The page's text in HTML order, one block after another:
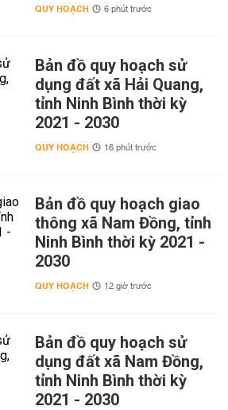
QUY HOẠCH 6 phút trước
Bản đồ quy hoạch sử
dụng đất xã Hải Quang,
tỉnh Ninh Bình thời kỳ
2021 - 2030
QUY HOẠCH 16 phút trước
Bản đồ quy hoạch giao
thông xã Nam Đồng, tỉnh
Ninh Bình thời kỳ 2021 -
2030
QUY HOẠCH 12 giờ trước
Bản đồ quy hoạch sử
dụng đất xã Nam Đồng,
tỉnh Ninh Bình thời kỳ
2021 - 2030